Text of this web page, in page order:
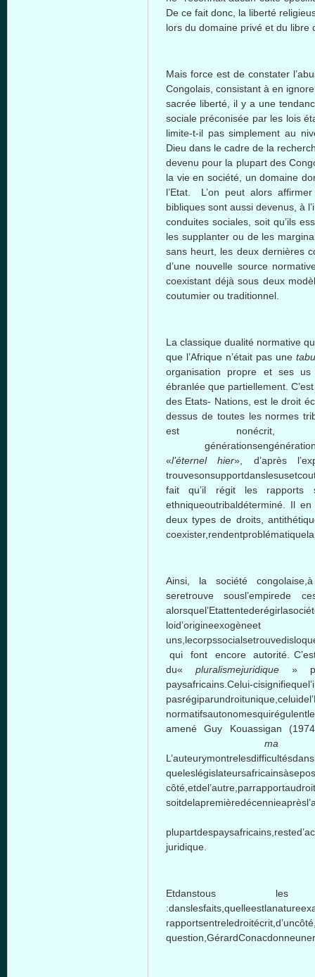
De ce fait donc, la liberté
lors du domaine privé et du libre
Mais force est de constater
Congolais, consistant à en
sacrée liberté, il y a une
sociale préconisée par les lois
limite-t-il pas simplement au
Dieu dans le cadre de la
devenu pour la plupart des
la vie en société, un domaine
l’Etat. L’on peut alors
bibliques sont aussi devenus, à
conduites sociales, soit qu’ils
les supplanter ou de les
sans heurt, les deux dernières
d’une nouvelle source
coexistant déjà sous deux
coutumier ou traditionnel.
La classique dualité normative
que l’Afrique n’était pas une
organisation propre et ses
ébranlée que partiellement.
des Etats- Nations, est le droit
dessus de toutes les normes
est
«l’éternel hier», d’après
fait qu’il régit les
ethniqueoutribaldéterminé. Il
deux types de droits,
Ainsi, la société congolaise,à
seretrouve sousl’empirede
qui font encore autorité.
du«pluralismejuridique»
paysafricains.Celui-
amené Guy Kouassigan
ma
juridique.
Etdanstous les